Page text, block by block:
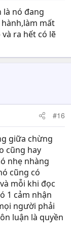
là nó đang
mất
ra hết có lẽ
#16
giữa chừng
cũng hay
nhẹ nhàng
cũng có
mỗi khi đọc
1 cảm nhận
người phải
luận là quyền